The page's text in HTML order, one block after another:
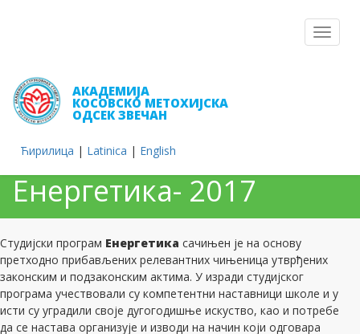
Toggle
АКАДЕМИЈА
КОСОВСКО МЕТОХИЈСКА
ОДСЕК ЗВЕЧАН
Ћирилица | Latinica | English
Енергетика- 2017
Студијски програм Енергетика сачињен је на основу
претходно прибављених релевантних чињеница утврђених
законским и подзаконским актима. У изради студијског
програма учествовали су компетентни наставници школе и у
исти су уградили своје дугогодишње искуство, као и потребе
да се настава организује и изводи на начин који одговара